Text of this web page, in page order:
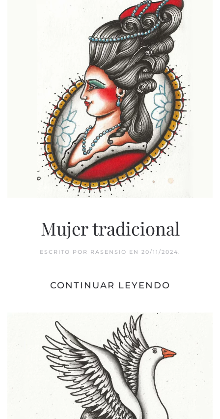
Mujer tradicional
ESCRITO POR RASENSIO EN 20/11/2024.
CONTINUAR LEYENDO